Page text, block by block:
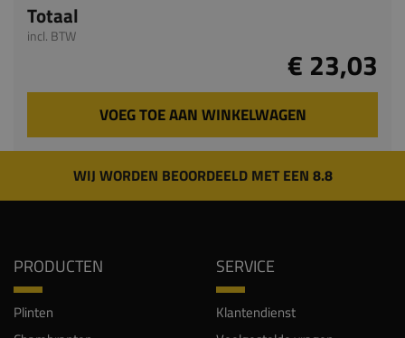
Totaal
incl. BTW
€ 23,03
VOEG TOE AAN WINKELWAGEN
WIJ WORDEN BEOORDEELD MET EEN 8.8
PRODUCTEN
Plinten
SERVICE
Klantendienst